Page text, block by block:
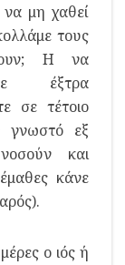
να μη χαθεί
τους
Η να
έξτρα
σε τέτοιο
γνωστό εξ
και
κάνε
ο ιός ή